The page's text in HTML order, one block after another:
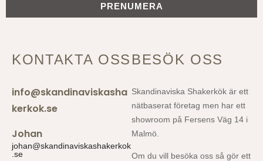
PRENUMERA
KONTAKTA OSS
info@skandinaviskasha
kerkok.se
Johan
johan@skandinaviskashakerkok
.se
BESÖK OSS
Skandinaviska Shakerkök är ett
nätbaserat företag men har ett
showroom på Fersens Väg 14 i
Malmö.
Om du vill besöka oss så gör ett